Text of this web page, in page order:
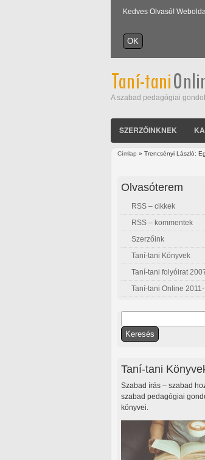
Kedves Olvasó!
A szabad pedagógiai
SZERZŐINKNEK
Címlap » Trencsényi László:
Olvasóterem
RSS – cikkek
RSS – kommentek
Szerzőink
Taní-tani Könyvek
Taní-tani folyóirat
Taní-tani Online 2011-
Keresés űrlap
Taní-tani
Szabad írás – szabad
szabad pedagógiai
könyvei.